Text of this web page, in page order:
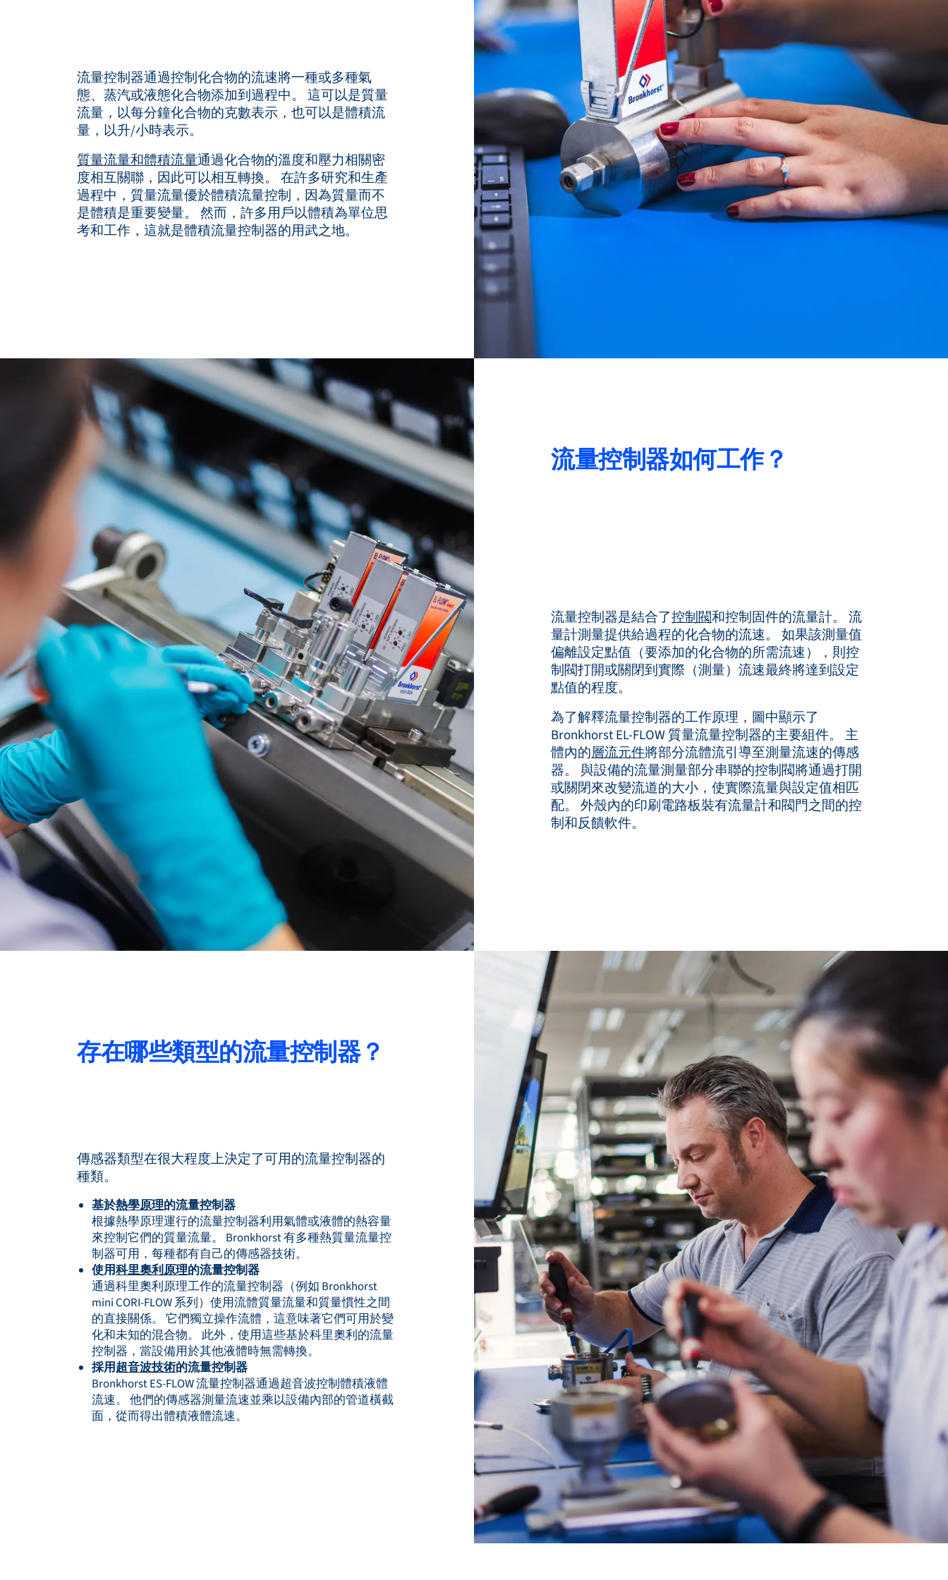
流量控制器通過控制化合物的流速將一種或多種氣
態、蒸汽或液態化合物添加到過程中。 這可以是質量
流量，以每分鐘化合物的克數表示，也可以是體積流
量，以升/小時表示。
質量流量和體積流量通過化合物的溫度和壓力相關密
度相互關聯，因此可以相互轉換。 在許多研究和生產
過程中，質量流量優於體積流量控制，因為質量而不
是體積是重要變量。 然而，許多用戶以體積為單位思
考和工作，這就是體積流量控制器的用武之地。
流量控制器如何工作？
流量控制器是結合了控制閥和控制固件的流量計。 流
量計測量提供給過程的化合物的流速。 如果該測量值
偏離設定點值（要添加的化合物的所需流速），則控
制閥打開或關閉到實際（測量）流速最終將達到設定
點值的程度。
為了解釋流量控制器的工作原理，圖中顯示了
Bronkhorst EL-FLOW 質量流量控制器的主要組件。 主
體內的層流元件將部分流體流引導至測量流速的傳感
器。 與設備的流量測量部分串聯的控制閥將通過打開
或關閉來改變流道的大小，使實際流量與設定值相匹
配。 外殼內的印刷電路板裝有流量計和閥門之間的控
制和反饋軟件。
存在哪些類型的流量控制器？
傳感器類型在很大程度上決定了可用的流量控制器的
種類。
基於熱學原理的流量控制器
根據熱學原理運行的流量控制器利用氣體或液體的熱容量
來控制它們的質量流量。 Bronkhorst 有多種熱質量流量控
制器可用，每種都有自己的傳感器技術。
使用科里奧利原理的流量控制器
通過科里奧利原理工作的流量控制器（例如 Bronkhorst
mini CORI-FLOW 系列）使用流體質量流量和質量慣性之間
的直接關係。 它們獨立操作流體，這意味著它們可用於變
化和未知的混合物。 此外，使用這些基於科里奧利的流量
控制器，當設備用於其他液體時無需轉換。
採用超音波技術的流量控制器
Bronkhorst ES-FLOW 流量控制器通過超音波控制體積液體
流速。 他們的傳感器測量流速並乘以設備內部的管道橫截
面，從而得出體積液體流速。